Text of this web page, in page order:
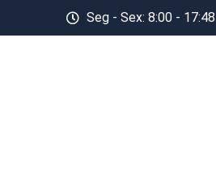
Seg - Sex: 8:00 - 17:48